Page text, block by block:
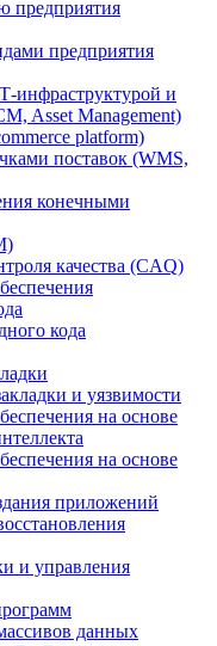
предприятия
предприятия
инфраструктурой и
Asset Management)
platform)
поставок (WMS,
конечными
качества (CAQ)
кода
и уязвимости
на основе
на основе
приложений
и управления
данных